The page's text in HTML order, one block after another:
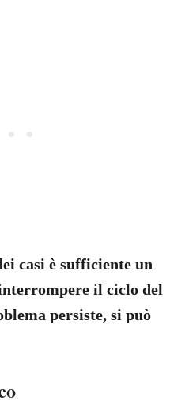
casi è sufficiente un
il ciclo del
persiste, si può